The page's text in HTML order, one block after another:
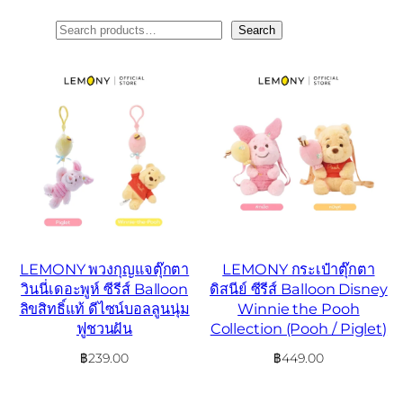
Search
LEMONY พวงกุญแจตุ๊กตา
วินนี่เดอะพูห์ ซีรีส์ Balloon
ลิขสิทธิ์แท้ ดีไซน์บอลลูนนุ่ม
ฟูชวนฝัน
฿239.00
LEMONY กระเป๋าตุ๊กตา
ดิสนีย์ ซีรีส์ Balloon Disney
Winnie the Pooh
Collection (Pooh / Piglet)
฿449.00